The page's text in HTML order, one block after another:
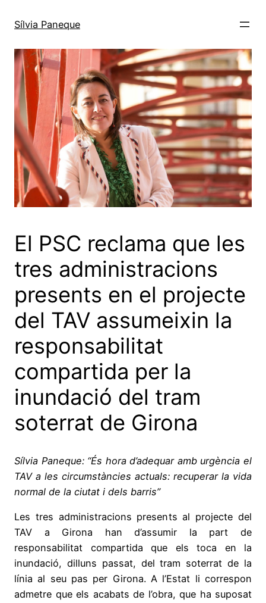
Sílvia Paneque
El PSC reclama que les
tres administracions
presents en el projecte
del TAV assumeixin la
responsabilitat
compartida per la
inundació del tram
soterrat de Girona
Sílvia Paneque: “És hora d’adequar amb urgència el
TAV a les circumstàncies actuals: recuperar la vida
normal de la ciutat i dels barris”
Les tres administracions presents al projecte del
TAV a Girona han d’assumir la part de
responsabilitat compartida que els toca en la
inundació, dilluns passat, del tram soterrat de la
línia al seu pas per Girona. A l’Estat li correspon
admetre que els acabats de l’obra, que ha suposat